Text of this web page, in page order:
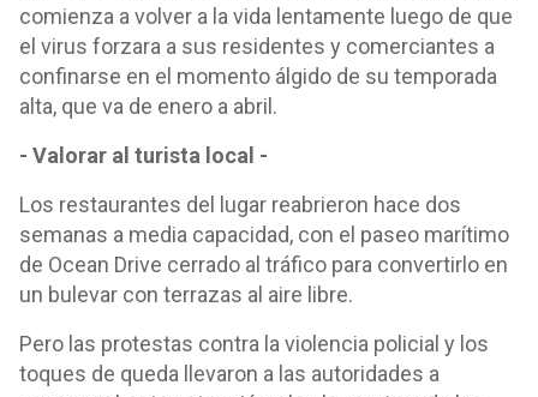
comienza a volver a la vida lentamente luego de que
el virus forzara a sus residentes y comerciantes a
confinarse en el momento álgido de su temporada
alta, que va de enero a abril.
- Valorar al turista local -
Los restaurantes del lugar reabrieron hace dos
semanas a media capacidad, con el paseo marítimo
de Ocean Drive cerrado al tráfico para convertirlo en
un bulevar con terrazas al aire libre.
Pero las protestas contra la violencia policial y los
toques de queda llevaron a las autoridades a